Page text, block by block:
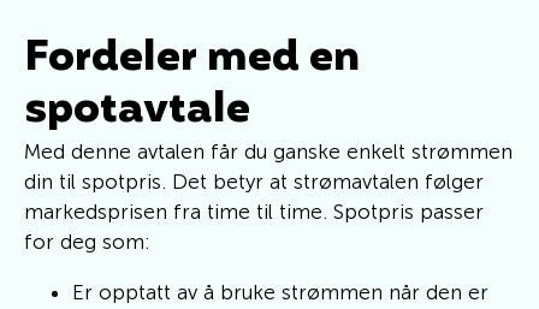
Fordeler med en
spotavtale
Med denne avtalen får du ganske enkelt strømmen
din til spotpris. Det betyr at strømavtalen følger
markedsprisen fra time til time. Spotpris passer
for deg som:
Er opptatt av å bruke strømmen når den er